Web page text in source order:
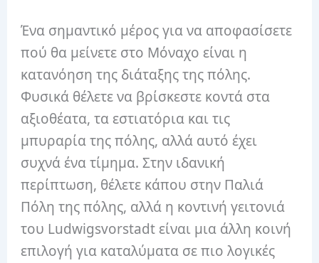
Ένα σημαντικό μέρος για να αποφασίσετε
πού θα μείνετε στο Μόναχο είναι η
κατανόηση της διάταξης της πόλης.
Φυσικά θέλετε να βρίσκεστε κοντά στα
αξιοθέατα, τα εστιατόρια και τις
μπυραρία της πόλης, αλλά αυτό έχει
συχνά ένα τίμημα. Στην ιδανική
περίπτωση, θέλετε κάπου στην Παλιά
Πόλη της πόλης, αλλά η κοντινή γειτονιά
του Ludwigsvorstadt είναι μια άλλη κοινή
επιλογή για καταλύματα σε πιο λογικές